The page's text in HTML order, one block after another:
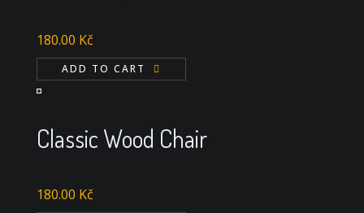
180.00 Kč
ADD TO CART
Classic Wood Chair
180.00 Kč